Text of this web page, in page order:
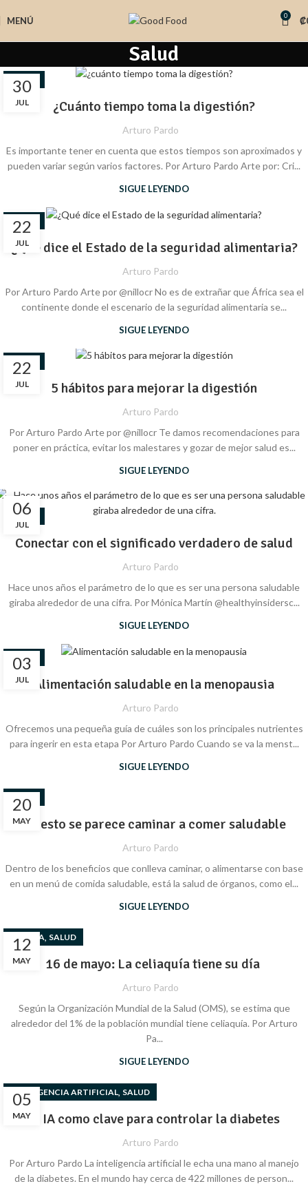
MENÚ 0 ₡
Salud
30
JUL
SALUD
¿Cuánto tiempo toma la digestión?
Arturo Pardo
Es importante tener en cuenta que estos tiempos son aproximados y
pueden variar según varios factores. Por Arturo Pardo Arte por: Cri...
SIGUE LEYENDO
22
JUL
SALUD
¿Qué dice el Estado de la seguridad alimentaria?
Arturo Pardo
Por Arturo Pardo Arte por @nillocr No es de extrañar que África sea el
continente donde el escenario de la seguridad alimentaria se...
SIGUE LEYENDO
22
JUL
SALUD
5 hábitos para mejorar la digestión
Arturo Pardo
Por Arturo Pardo Arte por @nillocr Te damos recomendaciones para
poner en práctica, evitar los malestares y gozar de mejor salud es...
SIGUE LEYENDO
06
JUL
SALUD
Conectar con el significado verdadero de salud
Arturo Pardo
Hace unos años el parámetro de lo que es ser una persona saludable
giraba alrededor de una cifra. Por Mónica Martín @healthyinsidersc...
SIGUE LEYENDO
03
JUL
SALUD
Alimentación saludable en la menopausia
Arturo Pardo
Ofrecemos una pequeña guía de cuáles son los principales nutrientes
para ingerir en esta etapa Por Arturo Pardo Cuando se va la menst...
SIGUE LEYENDO
20
MAY
SALUD
En esto se parece caminar a comer saludable
Arturo Pardo
Dentro de los beneficios que conlleva caminar, o alimentarse con base
en un menú de comida saludable, está la salud de órganos, como el...
SIGUE LEYENDO
12
MAY
COCINA, SALUD
16 de mayo: La celiaquía tiene su día
Arturo Pardo
Según la Organización Mundial de la Salud (OMS), se estima que
alrededor del 1% de la población mundial tiene celiaquía. Por Arturo
Pa...
SIGUE LEYENDO
05
MAY
INTELIGENCIA ARTIFICIAL, SALUD
La IA como clave para controlar la diabetes
Arturo Pardo
Por Arturo Pardo La inteligencia artificial le echa una mano al manejo
de la diabetes. En el mundo hay cerca de 422 millones de person...